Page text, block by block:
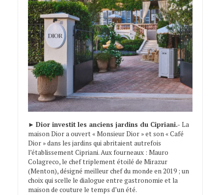
► Dior investit les anciens jardins du Cipriani.- La
maison Dior a ouvert « Monsieur Dior » et son « Café
Dior » dans les jardins qui abritaient autrefois
l’établissement Cipriani. Aux fourneaux : Mauro
Colagreco, le chef triplement étoilé de Mirazur
(Menton), désigné meilleur chef du monde en 2019 ; un
choix qui scelle le dialogue entre gastronomie et la
maison de couture le temps d’un été.